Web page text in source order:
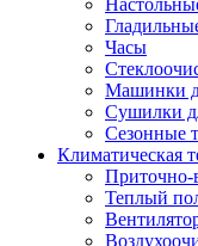
Часы
Машинки
Сушилки
Сезонные
Климатическая
Приточно-
Теплый